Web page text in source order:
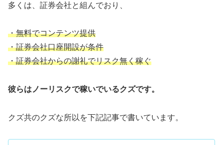
多くは、証券会社と組んでおり、
・無料でコンテンツ提供
・証券会社口座開設が条件
・証券会社からの謝礼でリスク無く稼ぐ
彼らはノーリスクで稼いでいるクズです。
クズ共のクズな所以を下記記事で書いています。